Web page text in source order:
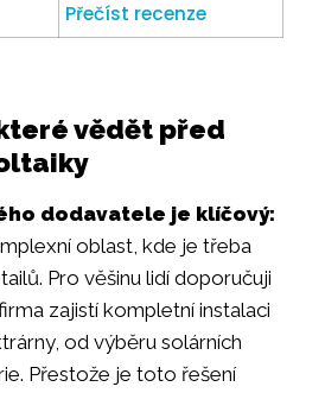
Přečíst recenze
které vědět před
dodavatele je klíčový:
oblast, kde je třeba
Pro věšinu lidí doporučuji
zajistí kompletní instalaci
od výběru solárních
Přestože je toto řešení